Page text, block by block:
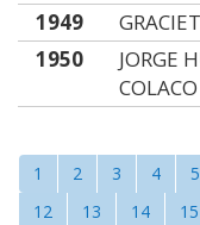
1949
1950
JORGE
COLACO
1 2 3 4 5
12
13 14 15